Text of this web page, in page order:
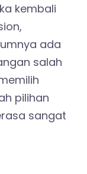
kembali
ada
salah
pilihan
sangat